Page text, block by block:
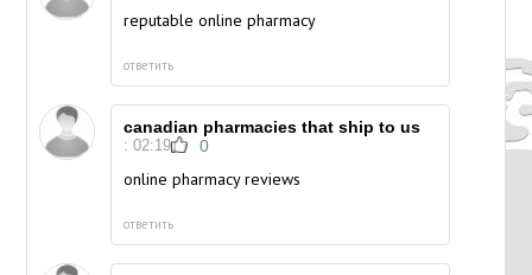
reputable online pharmacy
ответить
canadian pharmacies that ship to us
: 02:19 0
online pharmacy reviews
ответить